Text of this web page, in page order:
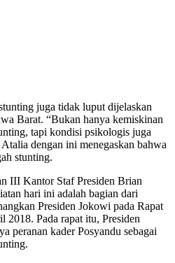
juga tidak luput dijelaskan
Barat. “Bukan hanya kemiskinan
tapi kondisi psikologis juga
dengan ini menegaskan bahwa
stunting.
III Kantor Staf Presiden Brian
hari ini adalah bagian dari
Presiden Jokowi pada Rapat
2018. Pada rapat itu, Presiden
peranan kader Posyandu sebagai